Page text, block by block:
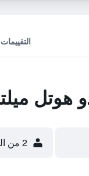
التقييمات
هوتل
2 من الضيوف، غرفة واحدة